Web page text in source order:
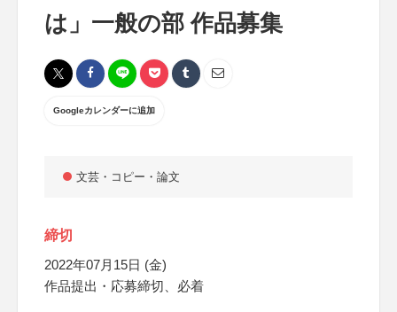
は」一般の部 作品募集
Googleカレンダーに追加
文芸・コピー・論文
締切
2022年07月15日 (金)
作品提出・応募締切、必着